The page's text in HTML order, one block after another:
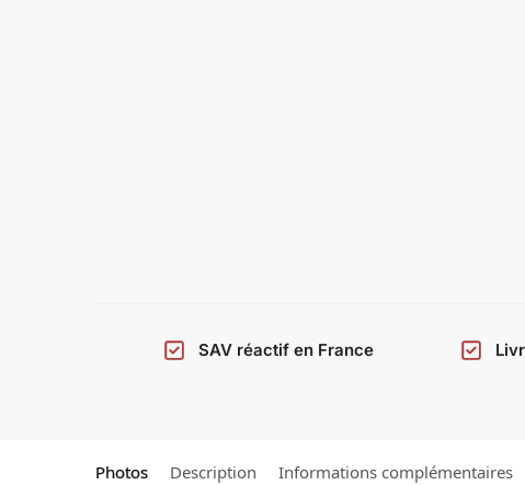
SAV réactif en France
Photos Description Informations complémentaires